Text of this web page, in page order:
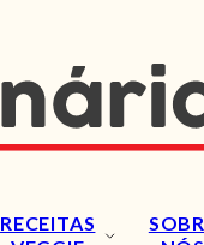
RECEITAS